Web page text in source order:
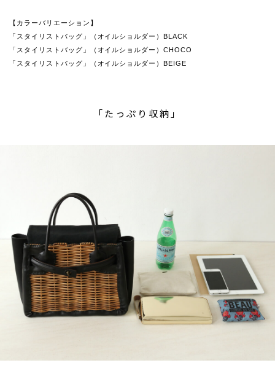
【カラーバリエーション】
「スタイリストバッグ」（オイルショルダー）BLACK
「スタイリストバッグ」（オイルショルダー）CHOCO
「スタイリストバッグ」（オイルショルダー）BEIGE
「たっぷり収納」